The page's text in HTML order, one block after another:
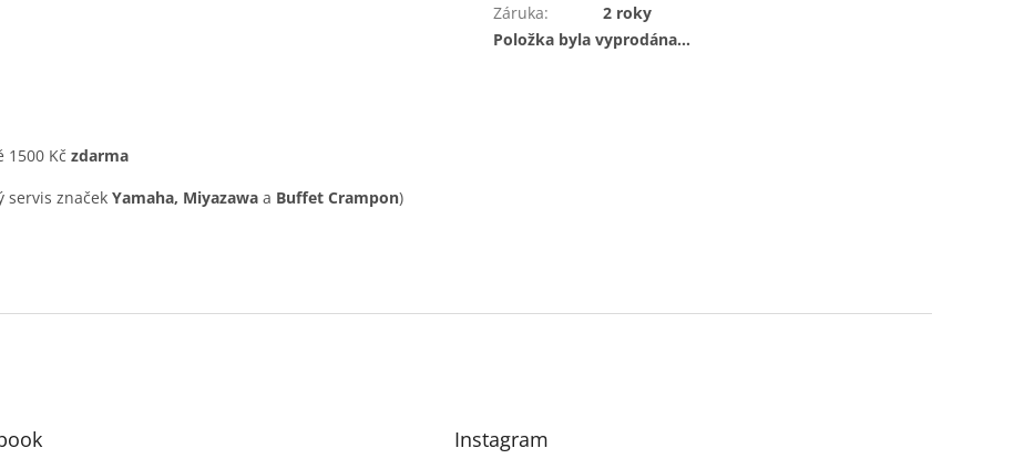
Kč zdarma
servis značek Yamaha, Miyazawa a Buffet Crampon)
Záruka:
2 roky
Položka byla vyprodána…
Instagram